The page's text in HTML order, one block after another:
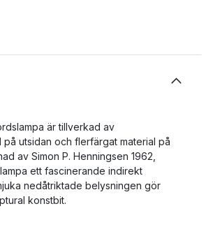
är tillverkad av
på utsidan och flerfärgat material på
av Simon P. Henningsen 1962,
ett fascinerande indirekt
nedåtriktade belysningen gör
konstbit.